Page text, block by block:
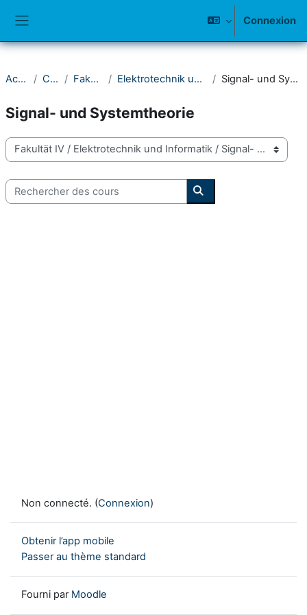
Connexion
Accueil Cours Fakultät IV Elektrotechnik und Informatik Signal- und Systemtheorie
Signal- und Systemtheorie
Catégories de cours
Rechercher des cours
Rechercher des cours
Non connecté. (Connexion)
Obtenir l’app mobile
Passer au thème standard
Fourni par Moodle